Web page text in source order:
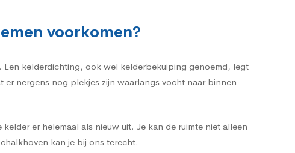
voorkomen?
kelderdichting, ook wel kelderbekuiping genoemd, legt
nergens nog plekjes zijn waarlangs vocht naar binnen
er helemaal als nieuw uit. Je kan de ruimte niet alleen
kan je bij ons terecht.